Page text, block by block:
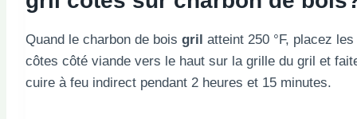
Quand le charbon de bois gril atteint 250 °F, placez les
côtes côté viande vers le haut sur la grille du gril et
cuire à feu indirect pendant 2 heures et 15 minutes.